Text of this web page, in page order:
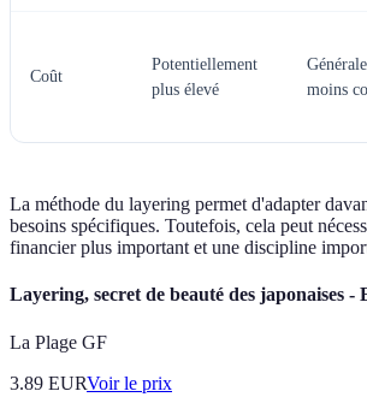
Coût
Potentiellement
plus élevé
moins
La méthode du layering permet d'adapter
besoins spécifiques. Toutefois, cela peut
financier plus important et une discipline
Layering, secret de beauté des japonaises
La Plage GF
3.89 EURVoir le prix